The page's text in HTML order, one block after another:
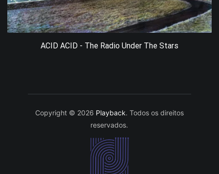
ACID ACID - The Radio Under The Stars
Copyright © 2026 Playback. Todos os direitos
reservados.